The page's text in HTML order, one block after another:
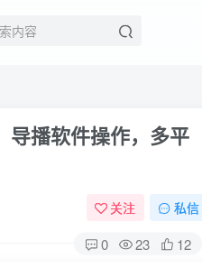
导播软件操作，多平
关注 私信
0 23 12